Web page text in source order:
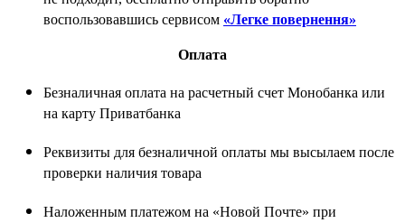
воспользовавшись сервисом «Легке повернення»
Оплата
Безналичная оплата на расчетный счет Монобанка или
на карту Приватбанка
Реквизиты для безналичной оплаты мы высылаем после
проверки наличия товара
Наложенным платежом на «Новой Почте» при